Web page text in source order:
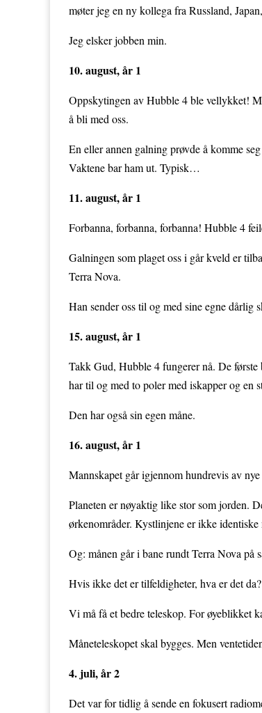
møter jeg en ny kollega fra Russland,
Jeg elsker jobben min.
10. august, år 1
Oppskytingen av Hubble 4 ble vellykket!
å bli med oss.
En eller annen galning prøvde å komme
Vaktene bar ham ut. Typisk…
11. august, år 1
Forbanna, forbanna, forbanna! Hubble 4
Galningen som plaget oss i går kveld er
Terra Nova.
Han sender oss til og med sine egne
15. august, år 1
Takk Gud, Hubble 4 fungerer nå. De
har til og med to poler med iskapper og en
Den har også sin egen måne.
16. august, år 1
Mannskapet går igjennom hundrevis av
Planeten er nøyaktig like stor som jorden.
ørkenområder. Kystlinjene er ikke
Og: månen går i bane rundt Terra Nova på
Hvis ikke det er tilfeldigheter, hva er det da?
Vi må få et bedre teleskop. For øyeblikket
Måneteleskopet skal bygges. Men
4. juli, år 2
Det var for tidlig å sende en fokusert